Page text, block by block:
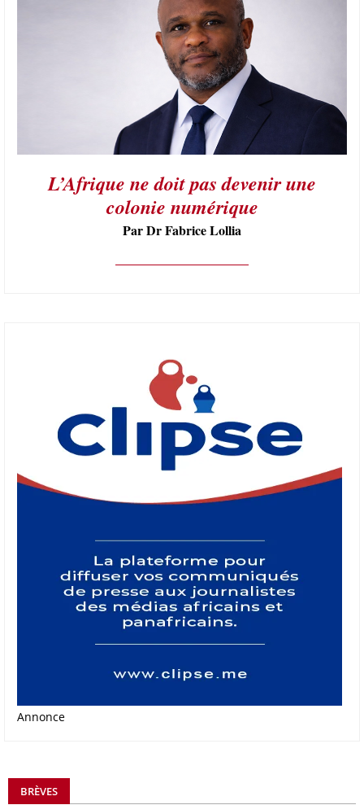
L’Afrique ne doit pas devenir une
colonie numérique
Par Dr Fabrice Lollia
Annonce
BRÈVES